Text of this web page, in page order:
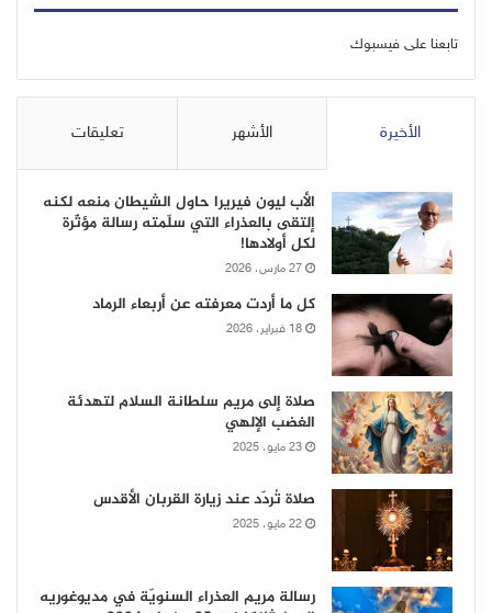
تابعنا على فيسبوك
الأخيرة الأشهر تعليقات
الأب ليون فيريرا حاول الشيطان منعه لكنه
إلتقى بالعذراء التي سلّمته رسالة مؤثّرة
لكل أولادها!
27 مارس، 2026
كل ما أردت معرفته عن أربعاء الرماد
18 فبراير، 2026
صلاة إلى مريم سلطانة السلام لتهدئة
الغضب الإلهي
23 مايو، 2025
صلاة تُردّد عند زيارة القربان الأقدس
22 مايو، 2025
رسالة مريم العذراء السنويّة في مديوغوريه